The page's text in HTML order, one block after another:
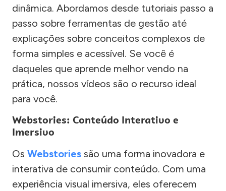
dinâmica. Abordamos desde tutoriais passo a
passo sobre ferramentas de gestão até
explicações sobre conceitos complexos de
forma simples e acessível. Se você é
daqueles que aprende melhor vendo na
prática, nossos vídeos são o recurso ideal
para você.
Webstories: Conteúdo Interativo e
Imersivo
Os Webstories são uma forma inovadora e
interativa de consumir conteúdo. Com uma
experiência visual imersiva, eles oferecem